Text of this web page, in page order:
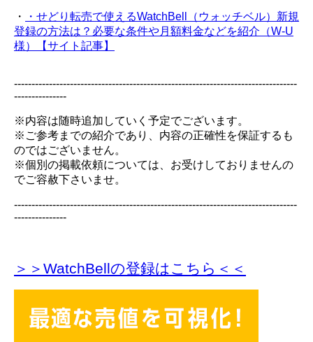
・
・せどり転売で使えるWatchBell（ウォッチベル）新規
登録の方法は？必要な条件や月額料金などを紹介（W-U
様）【サイト記事】
---------------------------------------------------------------------------------
---------------
※内容は随時追加していく予定でございます。
※ご参考までの紹介であり、内容の正確性を保証するも
のではございません。
※個別の掲載依頼については、お受けしておりませんの
でご容赦下さいませ。
---------------------------------------------------------------------------------
---------------
＞＞WatchBellの登録はこちら＜＜